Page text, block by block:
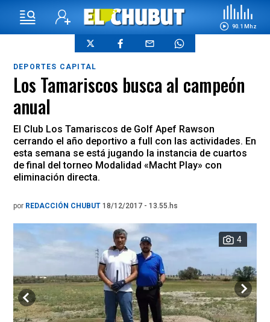
90.1 Mhz
DEPORTES CAPITAL
Los Tamariscos busca al campeón
anual
El Club Los Tamariscos de Golf Apef Rawson
cerrando el año deportivo a full con las actividades. En
esta semana se está jugando la instancia de cuartos
de final del torneo Modalidad «Macht Play» con
eliminación directa.
por REDACCIÓN CHUBUT 18/12/2017 - 13.55.hs
4